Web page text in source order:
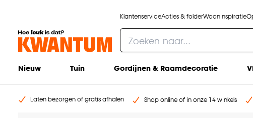
KlantenserviceActies & folderWooninspiratie
Nieuw Tuin Gordijnen & Raamdecoratie
Laten bezorgen of gratis afhalen Shop online of in onze 14 winkels